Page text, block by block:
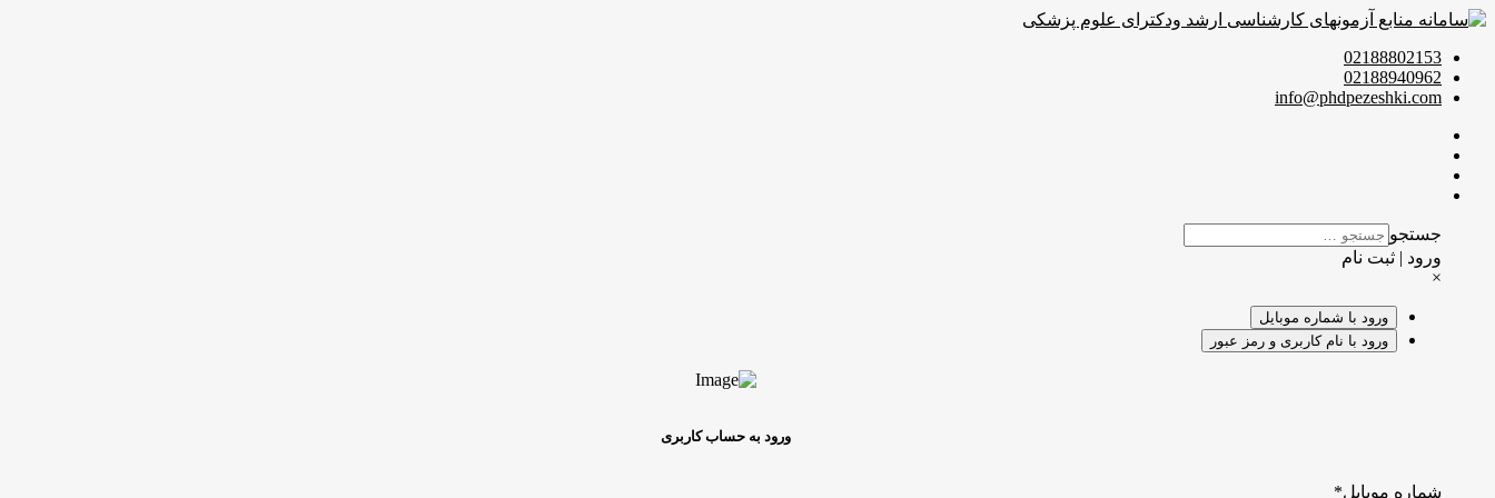
02188802153
02188940962
info@phdpezeshki.com
جستجو
ورود | ثبت نام
×
ورود با شماره موبایل
ورود با نام کاربری و رمز عبور
ورود به حساب کاربری
شماره موبایل*